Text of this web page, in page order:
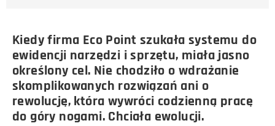
Kiedy firma Eco Point szukała systemu do
ewidencji narzędzi i sprzętu, miała jasno
określony cel. Nie chodziło o wdrażanie
skomplikowanych rozwiązań ani o
rewolucję, która wywróci codzienną pracę
do góry nogami. Chciała ewolucji.